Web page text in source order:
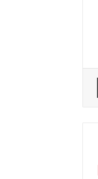
طباعة